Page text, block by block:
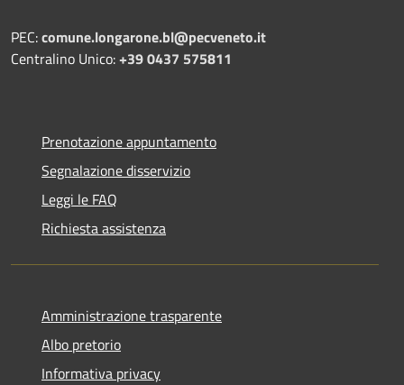
PEC:comune.longarone.bl@pecveneto.it
Centralino Unico:+39 0437 575811
Prenotazione appuntamento
Segnalazione disservizio
Leggi le FAQ
Richiesta assistenza
Amministrazione trasparente
Albo pretorio
Informativa privacy